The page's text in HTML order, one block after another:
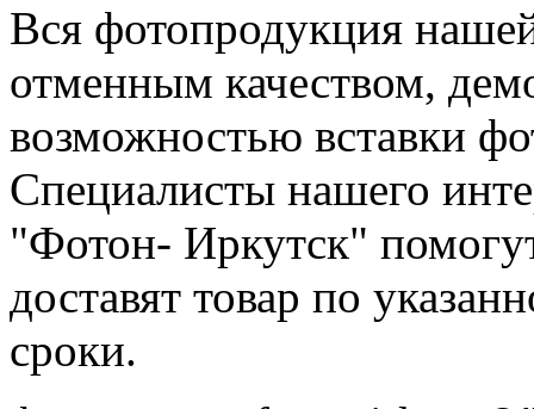
Вся фотопродукция
отменным качеством,
возможностью вставки
Специалисты нашего
"Фотон- Иркутск"
доставят товар по
сроки.